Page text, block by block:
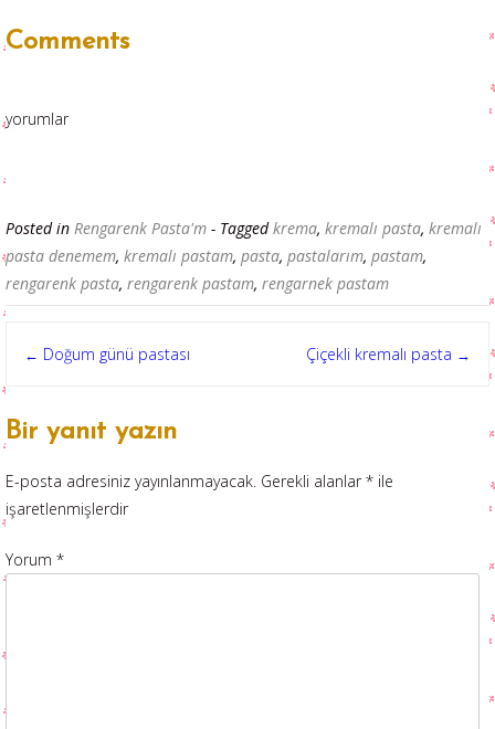
Comments
yorumlar
Posted in Rengarenk Pasta'm - Taggedkrema, kremalı pasta, kremalı
pasta denemem, kremalı pastam, pasta, pastalarım, pastam,
rengarenk pasta, rengarenk pastam, rengarnek pastam
Post
navigation
← Doğum günü pastası Çiçekli kremalı pasta →
Bir yanıt yazın
E-posta adresiniz yayınlanmayacak. Gerekli alanlar* ile
işaretlenmişlerdir
Yorum *